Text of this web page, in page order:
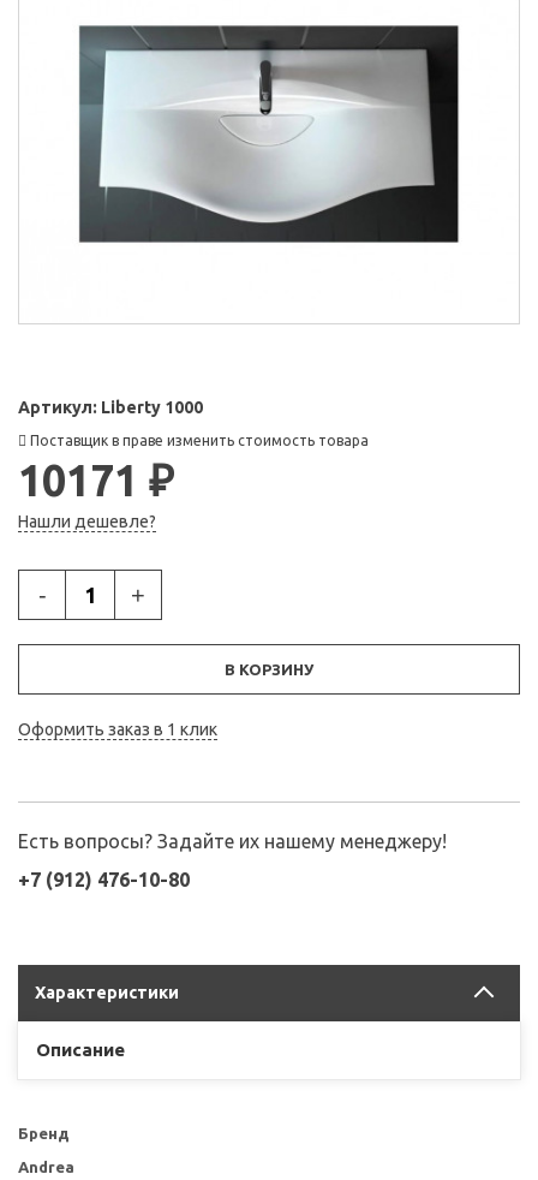
Артикул: Liberty 1000
Поставщик в праве изменить стоимость товара
10171 ₽
Нашли дешевле?
- +
В КОРЗИНУ
Оформить заказ в 1 клик
Есть вопросы? Задайте их нашему менеджеру!
+7 (912) 476-10-80
Характеристики
Описание
Бренд
Andrea